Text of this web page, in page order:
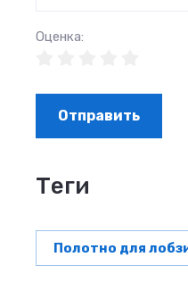
Оценка:
Отправить
теги
Полотно для